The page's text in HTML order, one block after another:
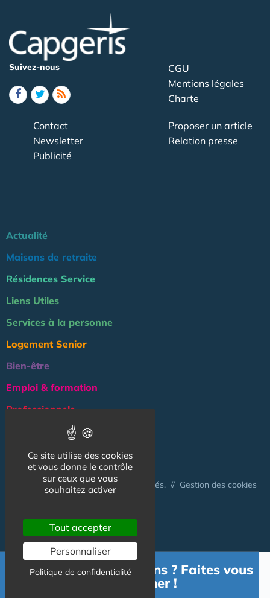
Suivez-nous
CGU
Mentions légales
Charte
Contact
Newsletter
Publicité
Proposer un article
Relation presse
Actualité
Maisons de retraite
Résidences Service
Liens Utiles
Services à la personne
Logement Senior
Bien-être
Emploi & formation
Professionnels
NOS AUTRES SITES :
© Australis 2026 - Tous droits réservés. // Gestion des cookies
Besoin d'informations ? Faites vous
accompagner !
Ce site utilise des cookies
et vous donne le contrôle
sur ceux que vous
souhaitez activer
Tout accepter
Personnaliser
Politique de confidentialité